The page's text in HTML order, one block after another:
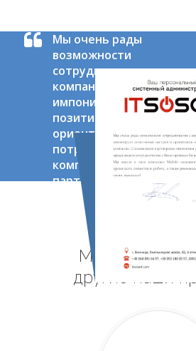
Мы очень рады
возможности
сотрудничеству с
компанией Mabolo.Нам
импонирует
позитивный настрой и
ориентация на
потребности нашей
компании.Сложившиеся
партнерские
отношения убедили
нас в том,что
продолжение
сотрудничества с Вами
принесет большою
пользу!
Можете
другие наши